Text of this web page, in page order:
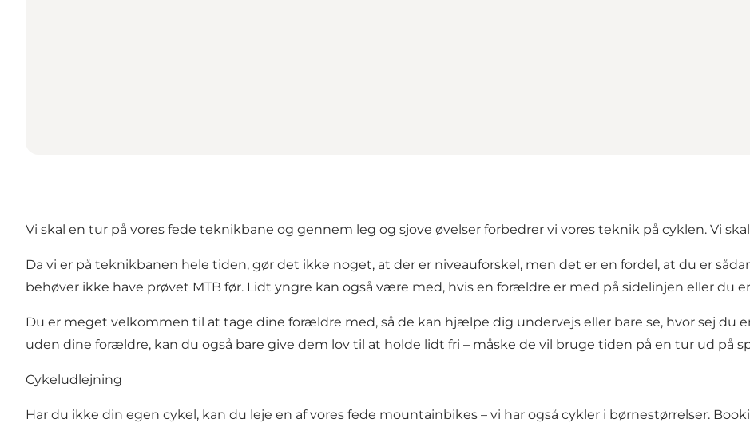
Vi skal en tur på vores fede teknikbane og gennem leg og sjove øvelser forbedrer vi vores teknik på cyklen. Vi
Da vi er på teknikbanen hele tiden, gør det ikke noget, at der er niveauforskel, men det er en fordel, at du er
behøver ikke have prøvet MTB før. Lidt yngre kan også være med, hvis en forældre er med på sidelinjen eller du
Du er meget velkommen til at tage dine forældre med, så de kan hjælpe dig undervejs eller bare se, hvor sej du
uden dine forældre, kan du også bare give dem lov til at holde lidt fri – måske de vil bruge tiden på en tur ud på
Cykeludlejning
Har du ikke din egen cykel, kan du leje en af vores fede mountainbikes – vi har også cykler i børnestørrelser.